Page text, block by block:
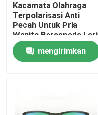
Rumah
Produk
Kacamata Olahraga
Terpolarisasi Anti
Pecah Untuk Pria
Wanita Bersepeda Lari
Memancing
mengirimkan